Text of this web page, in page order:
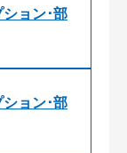
ョン･部
ョン･部